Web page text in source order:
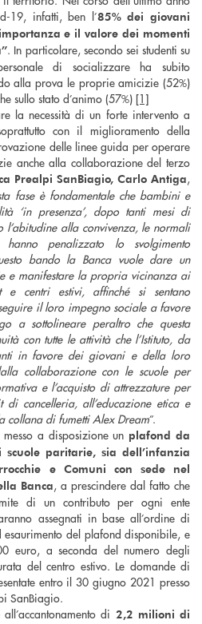
19, infatti, ben l’85% dei giovani
e il valore dei momenti
. In particolare, secondo sei studenti su
di socializzare ha subito
alla prova le proprie amicizie (52%)
sullo stato d’animo (57%) [1]
la necessità di un forte intervento a
con il miglioramento della
delle linee guida per operare
anche alla collaborazione del terzo
Prealpi SanBiagio, Carlo Antiga,
fase è fondamentale che bambini e
‘in presenza’, dopo tanti mesi di
l’abitudine alla convivenza, le normali
penalizzato lo svolgimento
bando la Banca vuole dare un
e manifestare la propria vicinanza ai
e centri estivi, affinché si sentano
il loro impegno sociale a favore
a sottolineare peraltro che questa
con tutte le attività che l’Istituto, da
in favore dei giovani e della loro
collaborazione con le scuole per
e l’acquisto di attrezzature per
cancelleria, all’educazione etica e
collana di fumetti Alex Dream”.
a disposizione un plafond da
paritarie, sia dell’infanzia
e Comuni con sede nel
Banca, a prescindere dal fatto che
di un contributo per ogni ente
assegnati in base all’ordine di
del plafond disponibile, e
euro, a seconda del numero degli
del centro estivo. Le domande di
entro il 30 giugno 2021 presso
SanBiagio.
di 2,2 milioni di